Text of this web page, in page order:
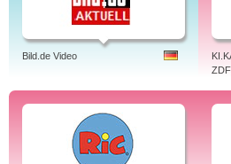
Bild.de Video